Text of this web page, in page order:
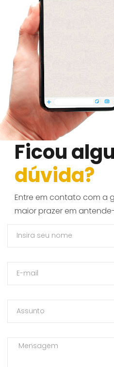
Ficou
dúvida?
Entre em contato com a
maior prazer em